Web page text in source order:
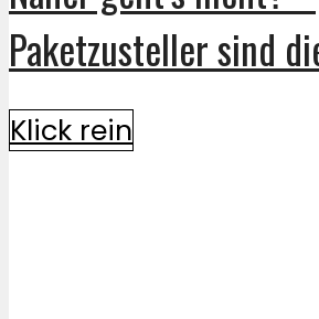
Paketzusteller sind
Klick rein